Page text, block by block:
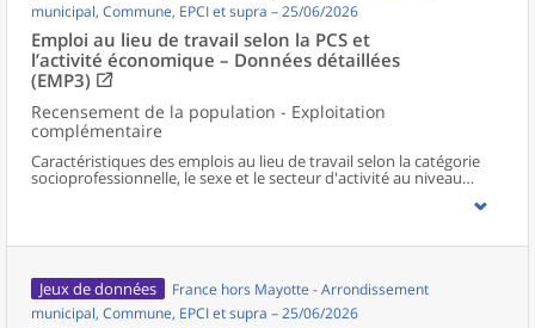
municipal, Commune, EPCI et supra – 25/06/2026
Emploi au lieu de travail selon la PCS et
l’activité économique – Données détaillées
(EMP3)
Recensement de la population - Exploitation
complémentaire
Caractéristiques des emplois au lieu de travail selon la catégorie
socioprofessionnelle, le sexe et le secteur d'activité au niveau
communal et supracommunal pour la France hors Mayotte.
Jeux de données
France hors Mayotte - Arrondissement
municipal, Commune, EPCI et supra – 25/06/2026